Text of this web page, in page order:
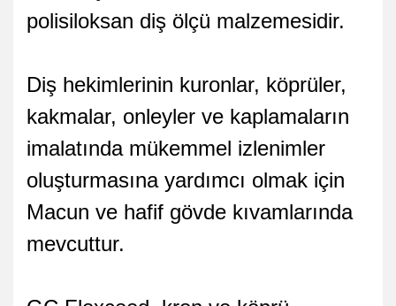
polisiloksan diş ölçü malzemesidir.
Diş hekimlerinin kuronlar, köprüler,
kakmalar, onleyler ve kaplamaların
imalatında mükemmel izlenimler
oluşturmasına yardımcı olmak için
Macun ve hafif gövde kıvamlarında
mevcuttur.